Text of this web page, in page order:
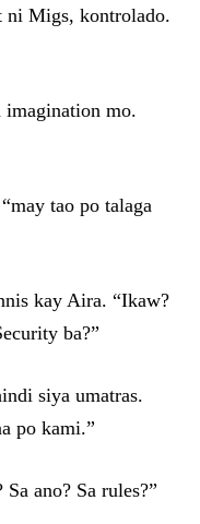
ni Migs, kontrolado.
imagination mo.
tao po talaga
kay Aira. “Ikaw?
ba?”
siya umatras.
po kami.”
ano? Sa rules?”